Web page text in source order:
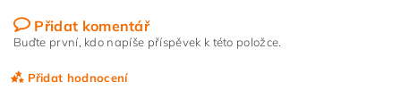
Přidat komentář
Buďte první, kdo napíše příspěvek k této položce.
Přidat hodnocení